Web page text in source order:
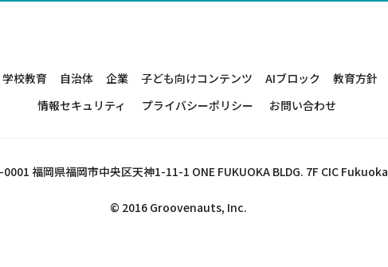
学校教育 自治体 企業 子ども向けコンテンツ AIブロック 教育方針
情報セキュリティ
プライバシーポリシー お問い合わせ
0001 福岡県福岡市中央区天神1-11-1 ONE FUKUOKA BLDG. 7F CIC Fukuoka
© 2016 Groovenauts, Inc.